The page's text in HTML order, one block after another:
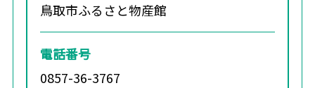
鳥取市ふるさと物産館
電話番号
0857-36-3767